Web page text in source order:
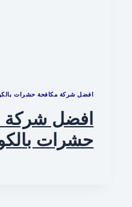
افضل شركة مكافحة حشرات
افضل شركة
حشرات